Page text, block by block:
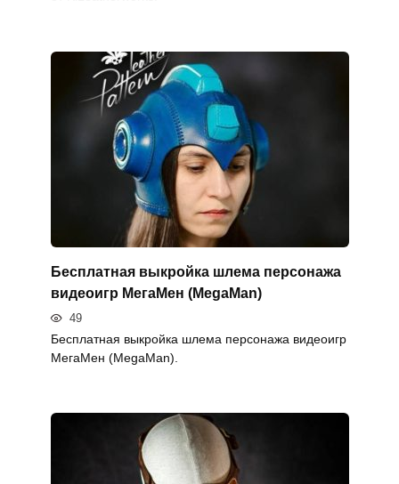
Бесплатная выкройка шлема персонажа
видеоигр МегаМен (MegaMan)
49
Бесплатная выкройка шлема персонажа видеоигр
МегаМен (MegaMan).